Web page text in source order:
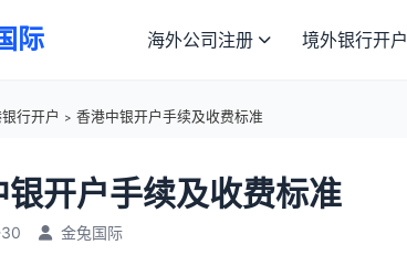
际 海外公司注册 境外银行开户
行开户 > 香港中银开户手续及收费标准
银开户手续及收费标准
金兔国际